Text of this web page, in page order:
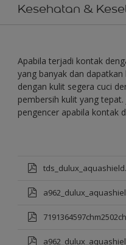
Kesehatan &
Apabila terjadi kontak
yang banyak dan
dengan kulit segera cuci
pembersih kulit yang
pengencer apabila kontak